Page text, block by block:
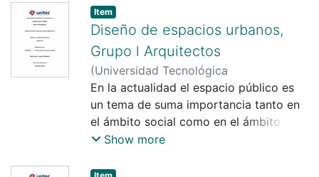
por los
empleados que la conforman.
Lácteos de Honduras cuenta con
diferentes plantas
Item
Diseño de espacios urbanos,
Grupo l Arquitectos
(Universidad Tecnológica
Centroamericana UNITEC) Daniela
Isabel Guardado Ramírez;Yohandy
Rodríguez Pereira
En la actualidad el espacio público es
un tema de suma importancia tanto en
el ámbito social como en el ámbito
urbano y arquitectónico, este se ha
temas en la política urbana de una
Show more